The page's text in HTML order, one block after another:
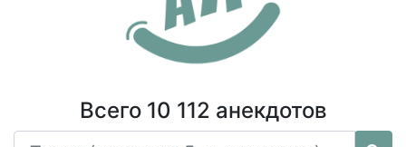
Всего 10 112 анекдотов